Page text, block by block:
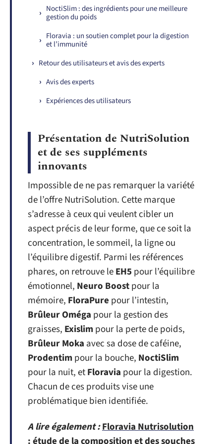
NoctiSlim : des ingrédients pour une meilleure
gestion du poids
Floravia : un soutien complet pour la digestion
et l’immunité
Retour des utilisateurs et avis des experts
Avis des experts
Expériences des utilisateurs
Présentation de NutriSolution
et de ses suppléments
innovants
Impossible de ne pas remarquer la variété
de l’offre NutriSolution. Cette marque
s’adresse à ceux qui veulent cibler un
aspect précis de leur forme, que ce soit la
concentration, le sommeil, la ligne ou
l’équilibre digestif. Parmi les références
phares, on retrouve leEH5 pour l’équilibre
émotionnel, Neuro Boostpour la
mémoire, FloraPure pour l’intestin,
Brûleur Oméga pour la gestion des
graisses, Exislimpour la perte de poids,
Brûleur Moka avec sa dose de caféine,
Prodentimpour la bouche, NoctiSlim
pour la nuit, etFloravia pour la digestion.
Chacun de ces produits vise une
problématique bien identifiée.
A lire également :Floravia Nutrisolution
: étude de la composition et des souches